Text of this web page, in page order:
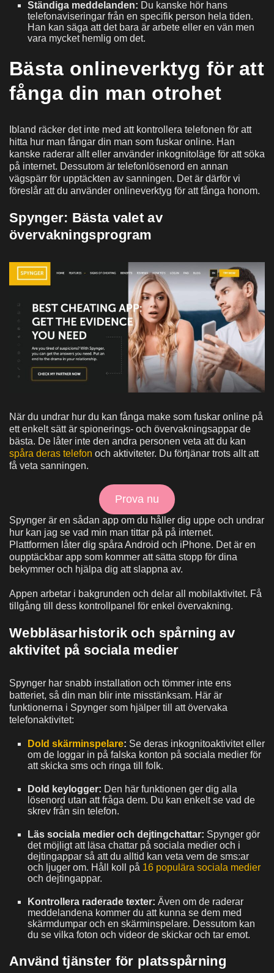
Ständiga meddelanden: Du kanske hör hans
telefonaviseringar från en specifik person hela tiden.
Han kan säga att det bara är arbete eller en vän men
vara mycket hemlig om det.
Bästa onlineverktyg för att
fånga din man otrohet
Ibland räcker det inte med att kontrollera telefonen för att
hitta hur man fångar din man som fuskar online. Han
kanske raderar allt eller använder inkognitoläge för att söka
på internet. Dessutom är telefonlösenord en annan
vägspärr för upptäckten av sanningen. Det är därför vi
föreslår att du använder onlineverktyg för att fånga honom.
Spynger: Bästa valet av
övervakningsprogram
När du undrar hur du kan fånga make som fuskar online på
ett enkelt sätt är spionerings- och övervakningsappar de
bästa. De låter inte den andra personen veta att du kan
spåra deras telefon och aktiviteter. Du förtjänar trots allt att
få veta sanningen.
Prova nu
Spynger är en sådan app om du håller dig uppe och undrar
hur kan jag se vad min man tittar på på internet.
Plattformen låter dig spåra Android och iPhone. Det är en
oupptäckbar app som kommer att sätta stopp för dina
bekymmer och hjälpa dig att slappna av.
Appen arbetar i bakgrunden och delar all mobilaktivitet. Få
tillgång till dess kontrollpanel för enkel övervakning.
Webbläsarhistorik och spårning av
aktivitet på sociala medier
Spynger har snabb installation och tömmer inte ens
batteriet, så din man blir inte misstänksam. Här är
funktionerna i Spynger som hjälper till att övervaka
telefonaktivitet:
Dold skärminspelare: Se deras inkognitoaktivitet eller
om de loggar in på falska konton på sociala medier för
att skicka sms och ringa till folk.
Dold keylogger: Den här funktionen ger dig alla
lösenord utan att fråga dem. Du kan enkelt se vad de
skrev från sin telefon.
Läs sociala medier och dejtingchattar: Spynger gör
det möjligt att läsa chattar på sociala medier och i
dejtingappar så att du alltid kan veta vem de sms:ar
och ljuger om. Håll koll på 16 populära sociala medier
och dejtingappar.
Kontrollera raderade texter: Även om de raderar
meddelandena kommer du att kunna se dem med
skärmdumpar och en skärminspelare. Dessutom kan
du se vilka foton och videor de skickar och tar emot.
Använd tjänster för platsspårning